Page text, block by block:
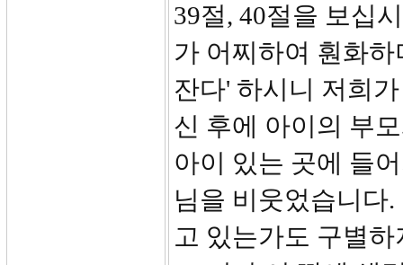
39절, 40절을 보십
가 어찌하여 훤화
잔다' 하시니 저희
신 후에 아이의 부
아이 있는 곳에 들
님을 비웃었습니다
고 있는가도 구별